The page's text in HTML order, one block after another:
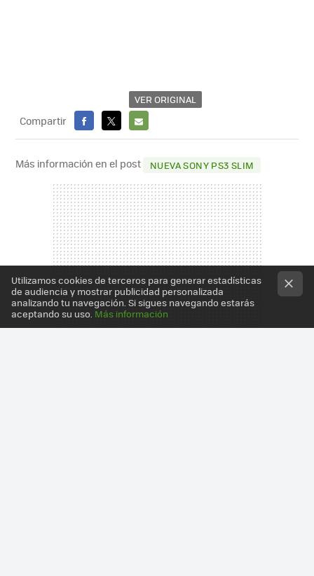
VER ORIGINAL
Compartir
FACEBOOK
X
E-
MAIL
Más información en el post NUEVA SONY PS3 SLIM
Utilizamos cookies de terceros para generar estadísticas
de audiencia y mostrar publicidad personalizada
analizando tu navegación. Si sigues navegando estarás
aceptando su uso. Más información